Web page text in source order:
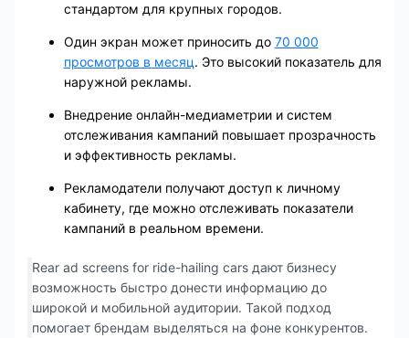
стандартом для крупных городов.
Один экран может приносить до 70 000
просмотров в месяц. Это высокий показатель для
наружной рекламы.
Внедрение онлайн-медиаметрии и систем
отслеживания кампаний повышает прозрачность
и эффективность рекламы.
Рекламодатели получают доступ к личному
кабинету, где можно отслеживать показатели
кампаний в реальном времени.
Rear ad screens for ride-hailing cars дают бизнесу
возможность быстро донести информацию до
широкой и мобильной аудитории. Такой подход
помогает брендам выделяться на фоне конкурентов.